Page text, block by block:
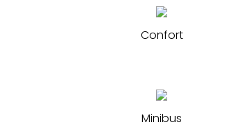
Confort
Minibus